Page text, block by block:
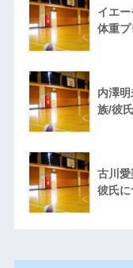
イエ
体重
内澤
族/彼
古川
彼氏